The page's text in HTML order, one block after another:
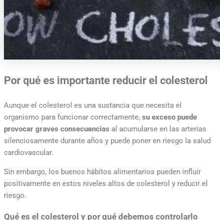
Por qué es importante reducir el colesterol
Aunque el colesterol es una sustancia que necesita el
organismo para funcionar correctamente, su exceso puede
provocar graves consecuencias al acumularse en las arterias
silenciosamente durante años y puede poner en riesgo la salud
cardiovascular.
Sin embargo, los buenos hábitos alimentarios pueden influir
positivamente en estos niveles altos de colesterol y reducir el
riesgo.
Qué es el colesterol y por qué debemos controlarlo